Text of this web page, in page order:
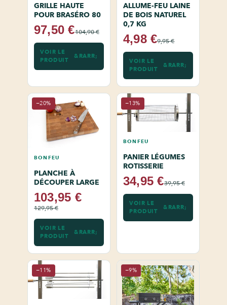
GRILLE HAUTE
POUR BRASÉRO 80
97,50 €104,90 €
VOIR LE
PRODUIT
ALLUME-FEU LAINE
DE BOIS NATUREL
0,7 KG
4,98 €9,95 €
VOIR LE
PRODUIT
−20%
BONFEU
PLANCHE À
DÉCOUPER LARGE
103,95 €
129,95 €
VOIR LE
PRODUIT
−13%
BONFEU
PANIER LÉGUMES
ROTISSERIE
34,95 €39,95 €
VOIR LE
PRODUIT
−11% −9%